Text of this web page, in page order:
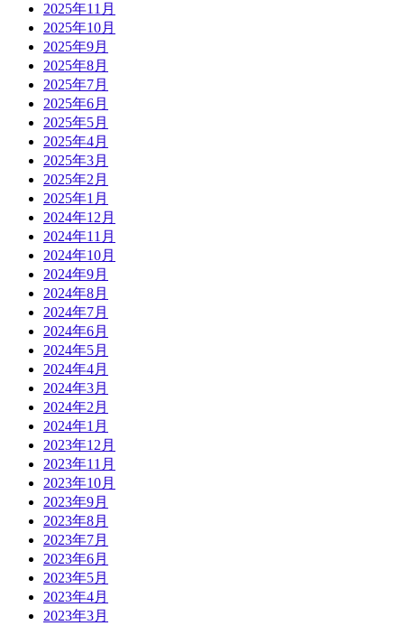
2025年11月
2025年10月
2025年9月
2025年8月
2025年7月
2025年6月
2025年5月
2025年4月
2025年3月
2025年2月
2025年1月
2024年12月
2024年11月
2024年10月
2024年9月
2024年8月
2024年7月
2024年6月
2024年5月
2024年4月
2024年3月
2024年2月
2024年1月
2023年12月
2023年11月
2023年10月
2023年9月
2023年8月
2023年7月
2023年6月
2023年5月
2023年4月
2023年3月